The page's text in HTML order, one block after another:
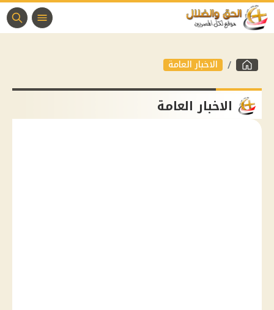
الاخبار العامة
الاخبار العامة